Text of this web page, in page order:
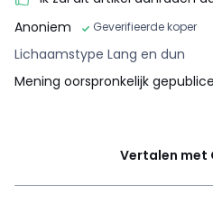
Anoniem
Geverifieerde koper
Lichaamstype Lang en dun
Mening oorspronkelijk
Vertalen met